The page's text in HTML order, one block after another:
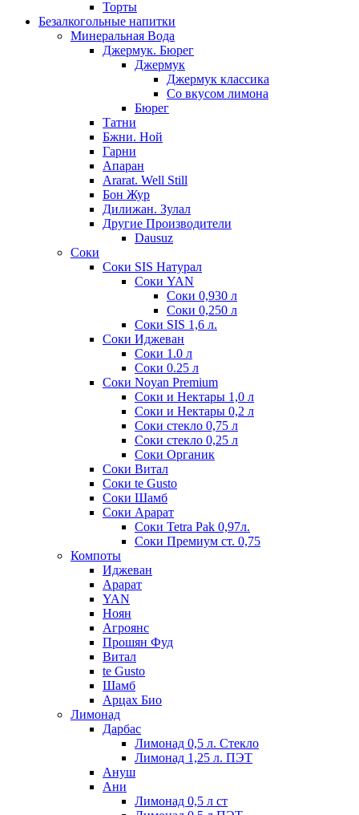
Торты
Безалкогольные напитки
Минеральная Вода
Джермук. Бюрег
Джермук
Джермук классика
Со вкусом лимона
Бюрег
Татни
Бжни. Ной
Гарни
Апаран
Ararat. Well Still
Бон Жур
Дилижан. Зулал
Другие Производители
Dausuz
Соки
Соки SIS Натурал
Соки YAN
Соки 0,930 л
Соки 0,250 л
Соки SIS 1,6 л.
Соки Иджеван
Соки 1.0 л
Соки 0.25 л
Соки Noyan Premium
Соки и Нектары 1,0 л
Соки и Нектары 0,2 л
Соки стекло 0,75 л
Соки стекло 0,25 л
Соки Органик
Соки Витал
Соки te Gusto
Соки Шамб
Соки Арарат
Соки Tetra Pak 0,97л.
Соки Премиум ст. 0,75
Компоты
Иджеван
Арарат
YAN
Ноян
Агроянс
Прошян Фуд
Витал
te Gusto
Шамб
Арцах Био
Лимонад
Дарбас
Лимонад 0,5 л. Стекло
Лимонад 1,25 л. ПЭТ
Ануш
Ани
Лимонад 0,5 л ст